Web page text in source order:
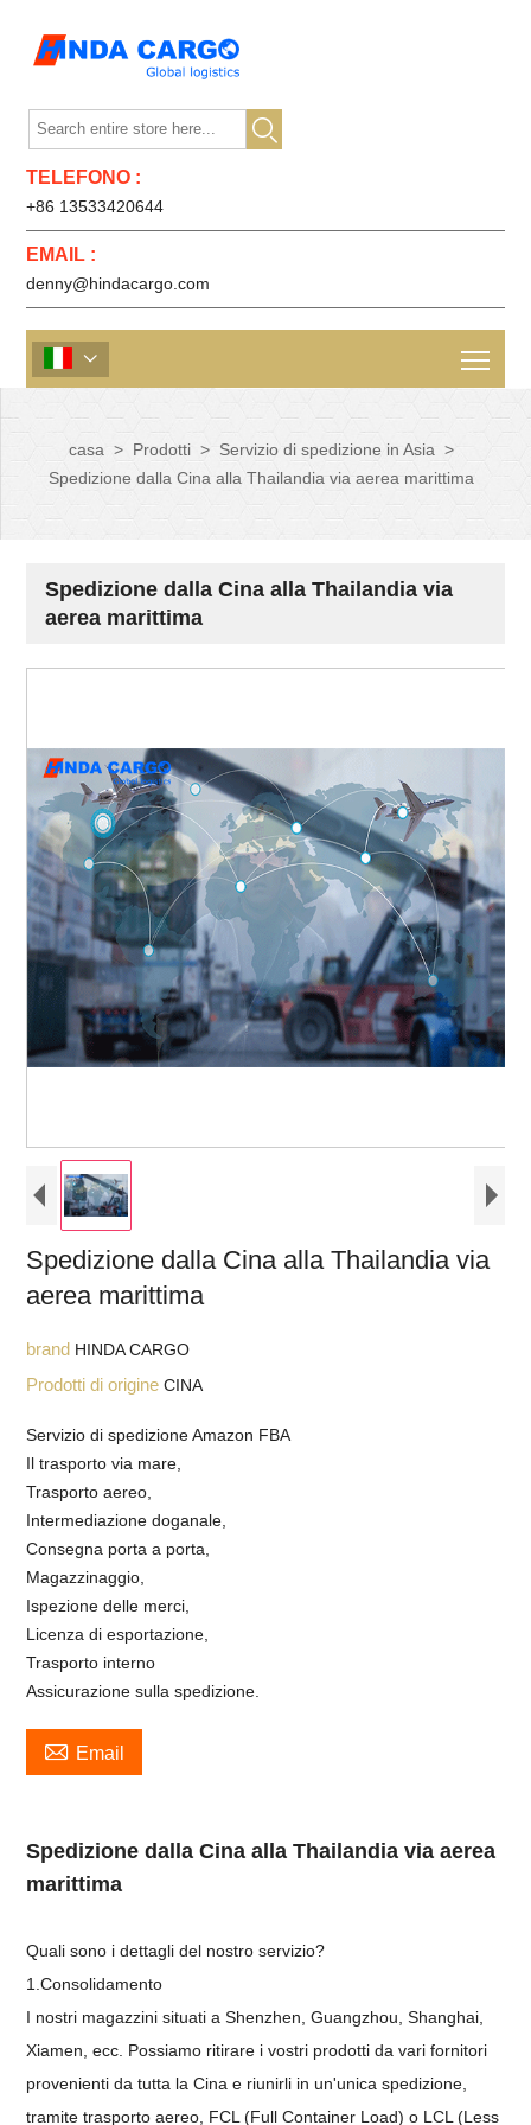

TELEFONO :
+86 13533420644
EMAIL :
denny@hindacargo.com

casa > Prodotti > Servizio di spedizione in Asia >
Spedizione dalla Cina alla Thailandia via aerea marittima
Spedizione dalla Cina alla Thailandia via
aerea marittima
Spedizione dalla Cina alla Thailandia via
aerea marittima
brand HINDA CARGO
Prodotti di origineCINA
Servizio di spedizione Amazon FBA
Il trasporto via mare,
Trasporto aereo,
Intermediazione doganale,
Consegna porta a porta,
Magazzinaggio,
Ispezione delle merci,
Licenza di esportazione,
Trasporto interno
Assicurazione sulla spedizione.
 Email
Spedizione dalla Cina alla Thailandia via aerea
marittima
Quali sono i dettagli del nostro servizio?
1.Consolidamento
I nostri magazzini situati a Shenzhen, Guangzhou, Shanghai,
Xiamen, ecc. Possiamo ritirare i vostri prodotti da vari fornitori
provenienti da tutta la Cina e riunirli in un'unica spedizione,
tramite trasporto aereo, FCL (Full Container Load) o LCL (Less